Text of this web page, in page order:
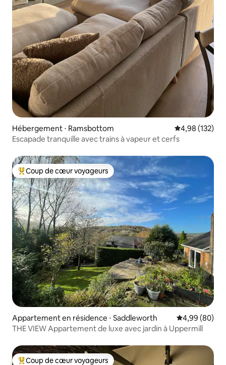
Hébergement ⋅ Ramsbottom Évaluation
4,98 (132)
Escapade tranquille avec trains à vapeur et cerfs
Coups de cœur voyageurs les plus appréciés
Coup de cœur voyageurs
Appartement en résidence ⋅ Saddleworth Évaluation
4,99 (80)
THE VIEW Appartement de luxe avec jardin à Uppermill
Coup de cœur voyageurs